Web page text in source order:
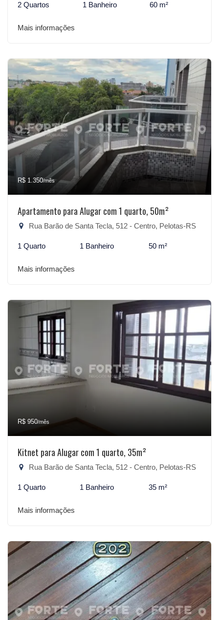
2 Quartos 1 Banheiro 60 m²
Mais informações
R$ 1.350/mês
Apartamento para Alugar com 1 quarto, 50m²
Rua Barão de Santa Tecla, 512 - Centro, Pelotas-RS
1 Quarto 1 Banheiro 50 m²
Mais informações
R$ 950/mês
Kitnet para Alugar com 1 quarto, 35m²
Rua Barão de Santa Tecla, 512 - Centro, Pelotas-RS
1 Quarto 1 Banheiro 35 m²
Mais informações